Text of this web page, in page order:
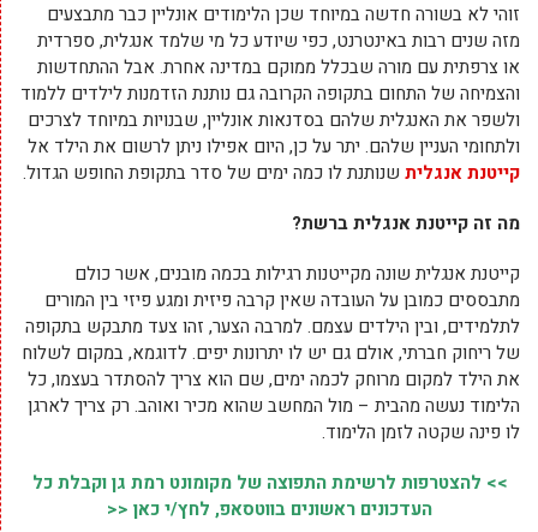
זוהי לא בשורה חדשה במיוחד שכן הלימודים אונליין כבר מתבצעים
מזה שנים רבות באינטרנט, כפי שיודע כל מי שלמד אנגלית, ספרדית
או צרפתית עם מורה שבכלל ממוקם במדינה אחרת. אבל ההתחדשות
והצמיחה של התחום בתקופה הקרובה גם נותנת הזדמנות לילדים ללמוד
ולשפר את האנגלית שלהם בסדנאות אונליין, שבנויות במיוחד לצרכים
ולתחומי העניין שלהם. יתר על כן, היום אפילו ניתן לרשום את הילד אל
קייטנת אנגלית שנותנת לו כמה ימים של סדר בתקופת החופש הגדול.
מה זה קייטנת אנגלית ברשת?
קייטנת אנגלית שונה מקייטנות רגילות בכמה מובנים, אשר כולם
מתבססים כמובן על העובדה שאין קרבה פיזית ומגע פיזי בין המורים
לתלמידים, ובין הילדים עצמם. למרבה הצער, זהו צעד מתבקש בתקופה
של ריחוק חברתי, אולם גם יש לו יתרונות יפים. לדוגמא, במקום לשלוח
את הילד למקום מרוחק לכמה ימים, שם הוא צריך להסתדר בעצמו, כל
הלימוד נעשה מהבית – מול המחשב שהוא מכיר ואוהב. רק צריך לארגן
לו פינה שקטה לזמן הלימוד.
>> להצטרפות לרשימת התפוצה של מקומונט רמת גן וקבלת כל
העדכונים ראשונים בווטסאפ, לחץ/י כאן <<